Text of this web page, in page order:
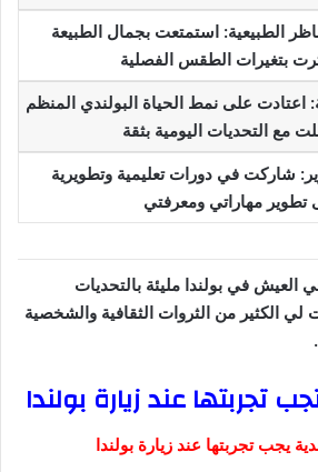
الطبيعية: استمتعت بجمال الطبيعة
بتغيرات الطقس الفصلية
اعتادت على نمط الحياة البولندي المنظم
مع التحديات اليومية بثقة
شاركت في دورات تعليمية وتطويرية
مهاراتي ومعرفتي
العيش في بولندا مليئة بالتحديات
لي الكثير من الثروات الثقافية والشخصية
تجربتها عند زيارة بولندا
يجب تجربتها عند زيارة بولندا